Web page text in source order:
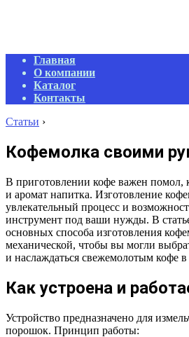
Primary
Navigation
Menu
Главная
О компании
Каталог
Контакты
Статьи ›
Кофемолка своими
В приготовлении кофе важен помол,
и аромат напитка. Изготовление
увлекательный процесс и
инструмент под ваши нужды. В
основных способа изготовления
механической, чтобы вы могли
и наслаждаться свежемолотым кофе
Как устроена и
Устройство предназначено для
порошок. Принцип работы: